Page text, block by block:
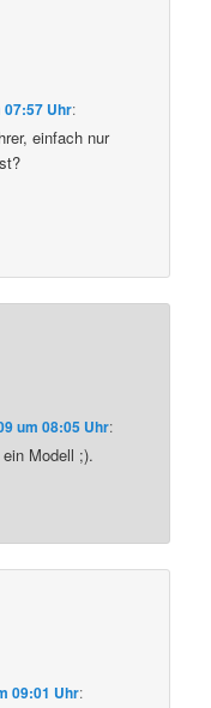
07:57 Uhr:
einfach nur
um 08:05 Uhr:
Modell ;).
09:01 Uhr: